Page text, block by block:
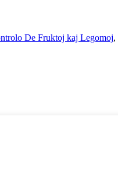
De Fruktoj kaj Legomoj,